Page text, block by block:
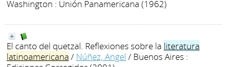
Washington : Unión Panamericana (1962)
El canto del quetzal. Reflexiones sobre la literatura
latinoamericana / Núñez, Angel / Buenos Aires :